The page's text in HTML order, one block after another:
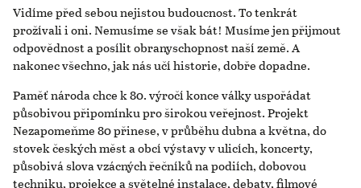
Vidíme před sebou nejistou budoucnost. To tenkrát
prožívali i oni. Nemusíme se však bát! Musíme jen přijmout
odpovědnost a posílit obranyschopnost naší země. A
nakonec všechno, jak nás učí historie, dobře dopadne.
Paměť národa chce k 80. výročí konce války uspořádat
působivou připomínku pro širokou veřejnost. Projekt
Nezapomeňme 80 přinese, v průběhu dubna a května, do
stovek českých měst a obcí výstavy v ulicích, koncerty,
působivá slova vzácných řečníků na podiích, dobovou
techniku, projekce a světelné instalace, debaty, filmové